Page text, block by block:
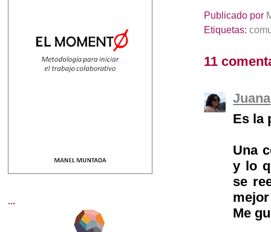
Publicado por
Etiquetas:
11
Juana
Es la
Una
y lo
se
Me
...